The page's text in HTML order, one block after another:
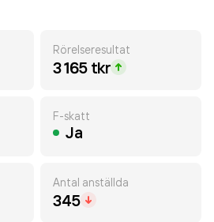
Rörelseresultat
3 165 tkr
F-skatt
Ja
Antal anställda
345